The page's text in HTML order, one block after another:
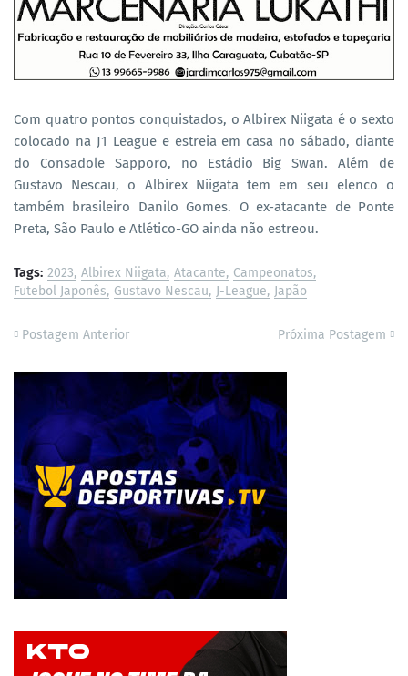
Com quatro pontos conquistados, o Albirex Niigata é o sexto
colocado na J1 League e estreia em casa no sábado, diante
do Consadole Sapporo, no Estádio Big Swan. Além de
Gustavo Nescau, o Albirex Niigata tem em seu elenco o
também brasileiro Danilo Gomes. O ex-atacante de Ponte
Preta, São Paulo e Atlético-GO ainda não estreou.
Tags: 2023 Albirex Niigata Atacante Campeonatos
Futebol Japonês Gustavo Nescau J-League Japão
Postagem Anterior Próxima Postagem